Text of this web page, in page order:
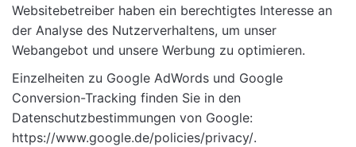
Websitebetreiber haben ein berechtigtes Interesse an
der Analyse des Nutzerverhaltens, um unser
Webangebot und unsere Werbung zu optimieren.
Einzelheiten zu Google AdWords und Google
Conversion-Tracking finden Sie in den
Datenschutzbestimmungen von Google:
https://www.google.de/policies/privacy/.